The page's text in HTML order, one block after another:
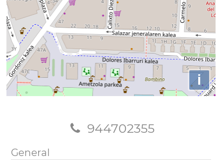
i
944702355
General